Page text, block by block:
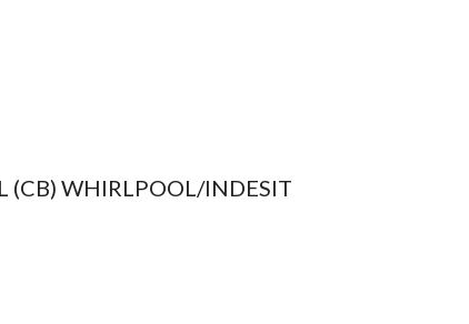
WHIRLPOOL/INDESIT